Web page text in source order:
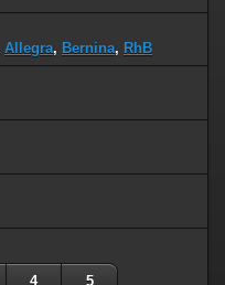
Allegra, Bernina, RhB
4 5